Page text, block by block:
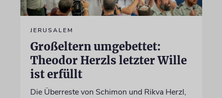
JERUSALEM
Großeltern umgebettet:
Theodor Herzls letzter Wille
ist erfüllt
Die Überreste von Schimon und Rikva Herzl,